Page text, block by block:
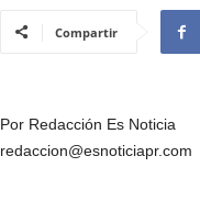
Compartir
Por Redacción Es Noticia
redaccion@esnoticiapr.com